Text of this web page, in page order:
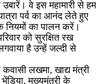
वे इस महामारी से हम
पर्व का आनंद लेते हुए
का पालन करें।
को सुरक्षित रख
है उन्हें जल्दी से
लखमा, खाद्य मंत्री
मुख्यमंत्री के